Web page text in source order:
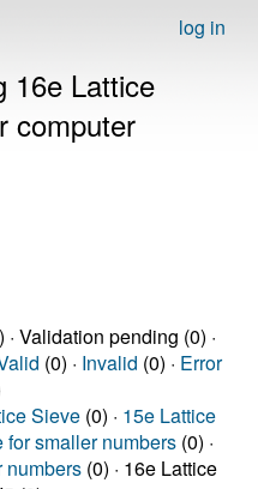
log in
16e Lattice
computer
Validation pending (0) ·
(0) · Invalid (0) · Error
Sieve (0) · 15e Lattice
for smaller numbers (0) ·
numbers (0) · 16e Lattice